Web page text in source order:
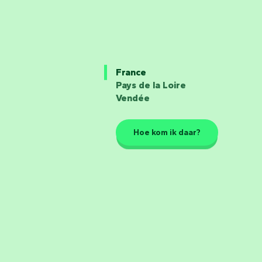
France
Pays de la Loire
Vendée
Hoe kom ik daar?